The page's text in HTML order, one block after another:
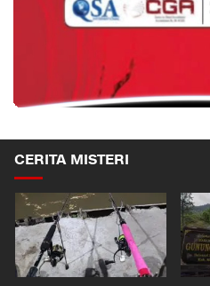
CERITA MISTERI